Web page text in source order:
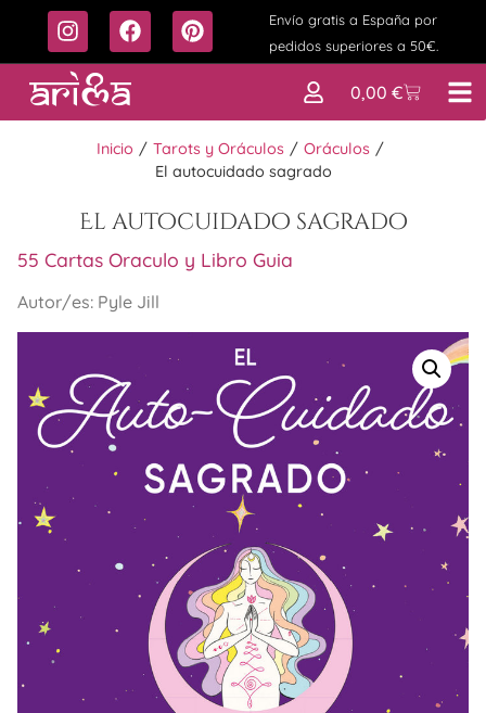
Envío gratis a España por
pedidos superiores a 50€.
0,00 €
Inicio / Tarots y Oráculos / Oráculos /
El autocuidado sagrado
El autocuidado sagrado
55 Cartas Oraculo y Libro Guia
Autor/es: Pyle Jill